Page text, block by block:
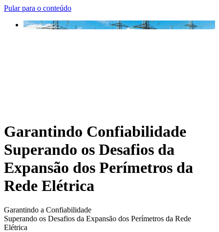
Pular para o conteúdo
Garantindo Confiabilidade
Superando os Desafios da
Expansão dos Perímetros da
Rede Elétrica
Garantindo a Confiabilidade
Superando os Desafios da Expansão dos Perímetros da Rede
Elétrica